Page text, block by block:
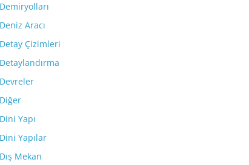
Demiryolları
Deniz Aracı
Detay Çizimleri
Detaylandırma
Devreler
Diğer
Dini Yapı
Dini Yapılar
Dış Mekan